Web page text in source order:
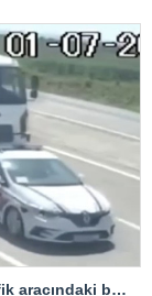
Adana’da kamyonun çarptığı jandarma trafik aracındaki bir personel yaralandı